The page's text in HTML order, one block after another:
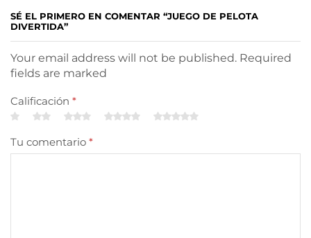
SÉ EL PRIMERO EN COMENTAR “JUEGO DE PELOTA
DIVERTIDA”
Your email address will not be published. Required
fields are marked
Calificación *
Tu comentario *